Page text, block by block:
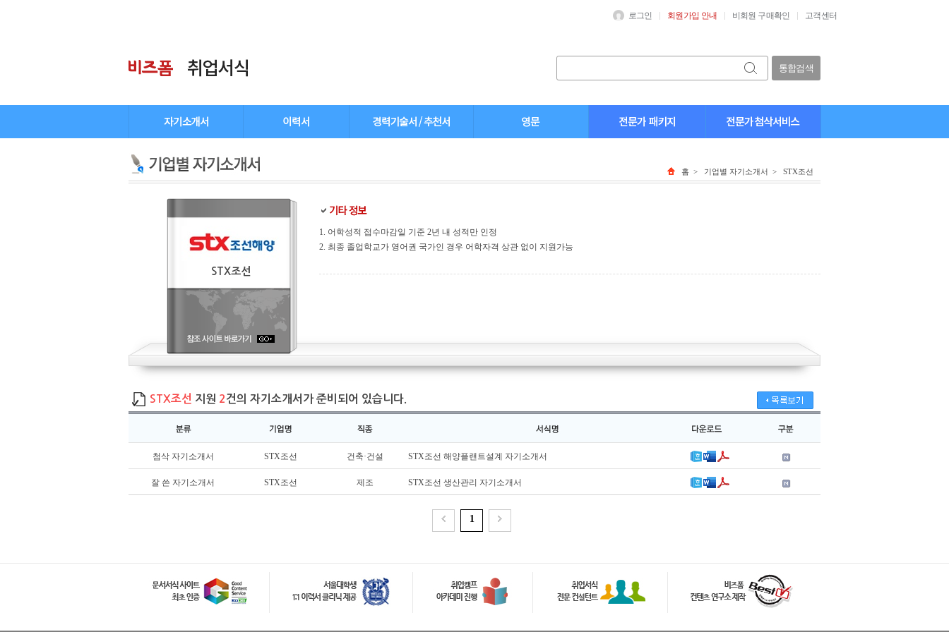
로그인 회원가입 안내 비회원 구매확인 고객센터
통합검색
홈 > 기업별 자기소개서 > STX조선
STX조선
1. 어학성적 접수마감일 기준 2년 내 성적만 인정
2. 최종 졸업학교가 영어권 국가인 경우 어학자격 상관 없이 지원가능
STX조선 지원 2 건의 자기소개서가 준비되어 있습니다.
첨삭 자기소개서 STX조선 건축·건설 STX조선 해양플랜트설계 자기소개서
잘 쓴 자기소개서 STX조선 제조 STX조선 생산관리 자기소개서
1